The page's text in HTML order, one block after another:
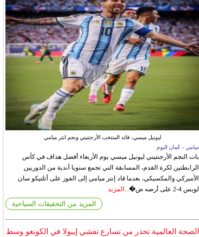
ليونيل ميسي، قائد المنتخب الأرجنتيني ونجم انتر ميامي
ميامي - عُمان اليوم
بات النجم الأرجنتيني ليونيل ميسي يوم الأربعاء أفضل هداف في كأس
الرابطتين لكرة القدم، المسابقة التي تجمع سنويا أندية من الدوريين
الأميركي والمكسيكي، بعدما قاد إنتر ميامي إلى الفوز على أتلتيكو سان
لويس 4-2 على أرضه ض�...
المزيد
المزيد من التحقيقات السياحية
الصحة العالمية تحذر من تسارع تفشي إيبولا في الكونغو وسط